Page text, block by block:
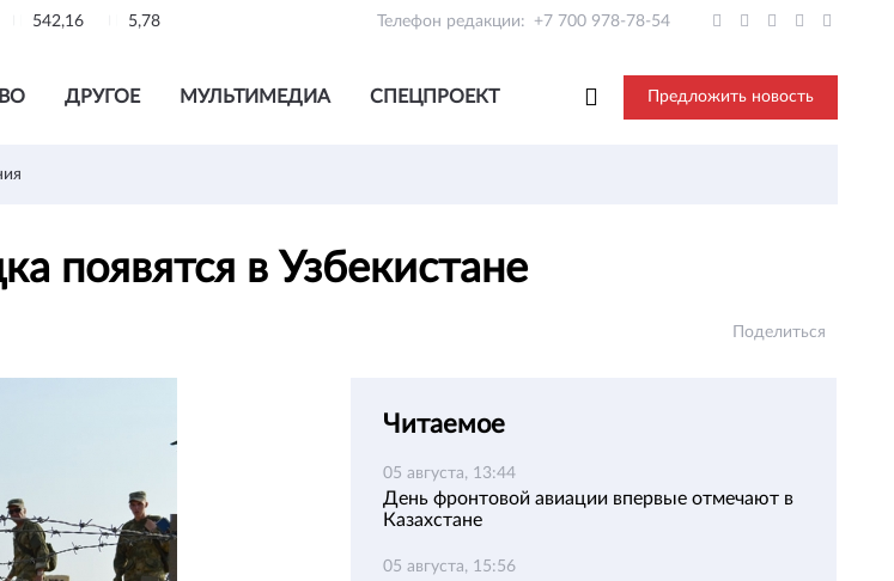
542,16 5,78 Телефон редакции: +7 700 978-78-54
ДРУГОЕ МУЛЬТИМЕДИА СПЕЦПРОЕКТ Предложить новость
появятся в Узбекистане
Поделиться
Читаемое
05 августа, 13:44
День фронтовой авиации впервые отмечают в
Казахстане
05 августа, 15:56